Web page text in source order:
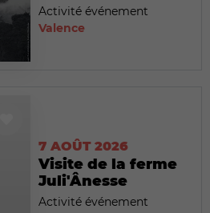
Activité événement
Valence
7 AOÛT 2026
Visite de la ferme
Juli'Ânesse
Activité événement